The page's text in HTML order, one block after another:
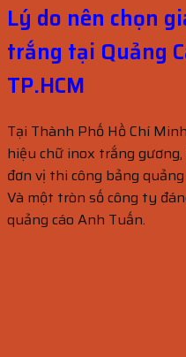
Lý do nên chọn
trắng tại Quảng
TP.HCM
Tại Thành Phố Hồ Chí
hiệu chữ inox trắng
đơn vị thi công bảng
Và một tròn số công ty
quảng cáo Anh Tuấn.